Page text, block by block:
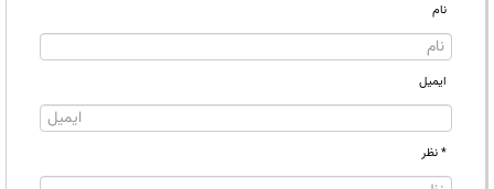
نام
ایمیل
* نظر